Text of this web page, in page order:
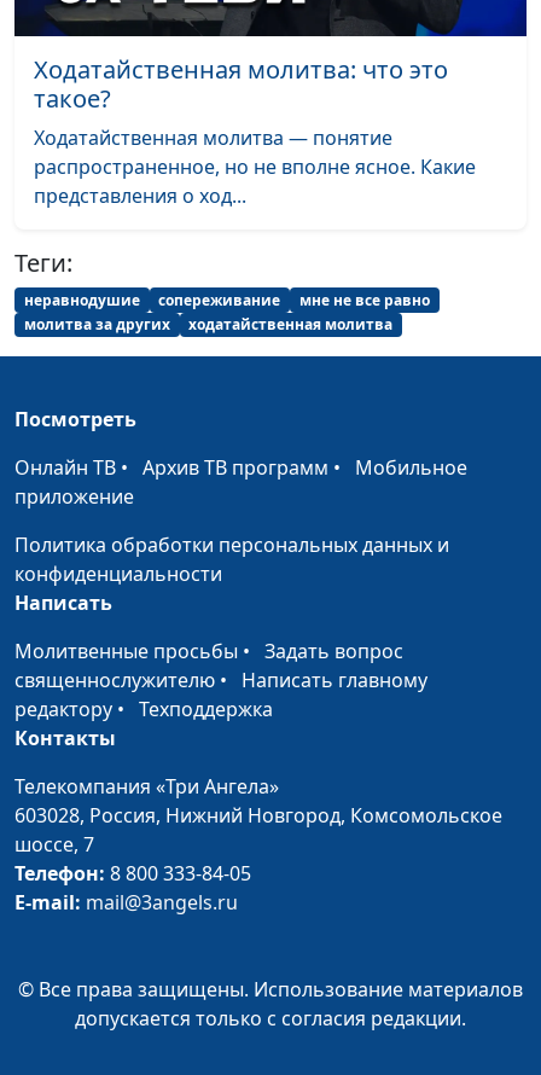
Ходатайственная молитва: что это
такое?
Ходатайственная молитва — понятие
распространенное, но не вполне ясное. Какие
представления о ход...
Теги:
неравнодушие сопереживание
мне не все равно
молитва за других
ходатайственная молитва
Посмотреть
Онлайн ТВ • Архив ТВ программ • Мобильное
приложение
Политика обработки персональных данных и
конфиденциальности
Написать
Молитвенные просьбы • Задать вопрос
священнослужителю • Написать главному
редактору • Техподдержка
Контакты
Телекомпания «Три Ангела»
603028, Россия, Нижний Новгород, Комсомольское
шоссе, 7
Телефон: 8 800 333-84-05
E-mail: mail@3angels.ru
© Все права защищены. Использование материалов
допускается только с согласия редакции.